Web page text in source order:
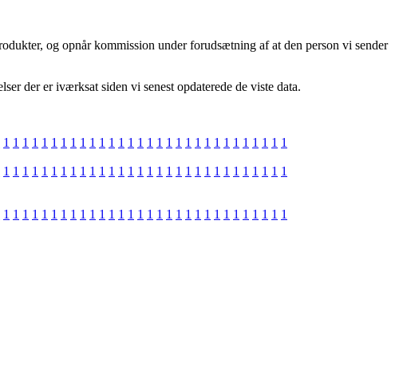
og opnår kommission under forudsætning af at den person vi sender
der er iværksat siden vi senest opdaterede de viste data.
1 1 1 1 1 1 1 1 1 1 1 1 1 1 1 1 1 1 1 1 1 1 1 1 1 1 1 1 1 1
1 1 1 1 1 1 1 1 1 1 1 1 1 1 1 1 1 1 1 1 1 1 1 1 1 1 1 1 1 1
1 1 1 1 1 1 1 1 1 1 1 1 1 1 1 1 1 1 1 1 1 1 1 1 1 1 1 1 1 1